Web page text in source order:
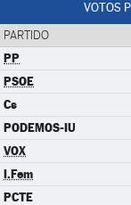
VOTOS
PARTIDO
PP
PSOE
Cs
PODEMOS-IU
VOX
I.Fem
PCTE